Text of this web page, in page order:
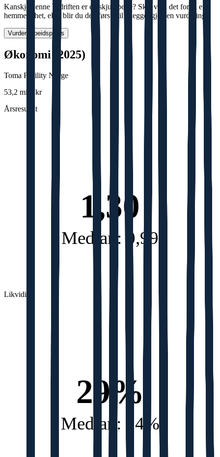
Kanskje denne bedriften er en skjult perle? Skal vi la det forbli en
hemmelighet, eller blir du den første til å legge igjen en vurdering?
Vurder arbeidsplass
Økonomi (2025)
Toma Facility Norge
53,2 mill. kr
Årsresultat
1,30
Median: 0,99
Likviditet
29%
Median: 14%